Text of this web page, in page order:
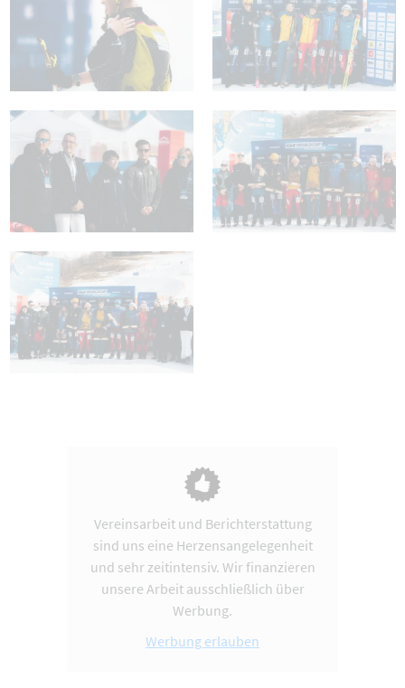
Vereinsarbeit und Berichterstattung
sind uns eine Herzensangelegenheit
und sehr zeitintensiv. Wir finanzieren
unsere Arbeit ausschließlich über
Werbung.
Werbung erlauben